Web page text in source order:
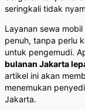
seringkali tidak
Layanan sewa
penuh, tanpa perlu
untuk pengemudi.
bulanan Jakarta
artikel ini akan
menemukan
Jakarta.